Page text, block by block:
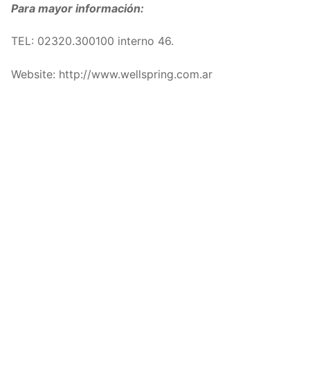
Para mayor información:
TEL: 02320.300100 interno 46.
Website: http://www.wellspring.com.ar